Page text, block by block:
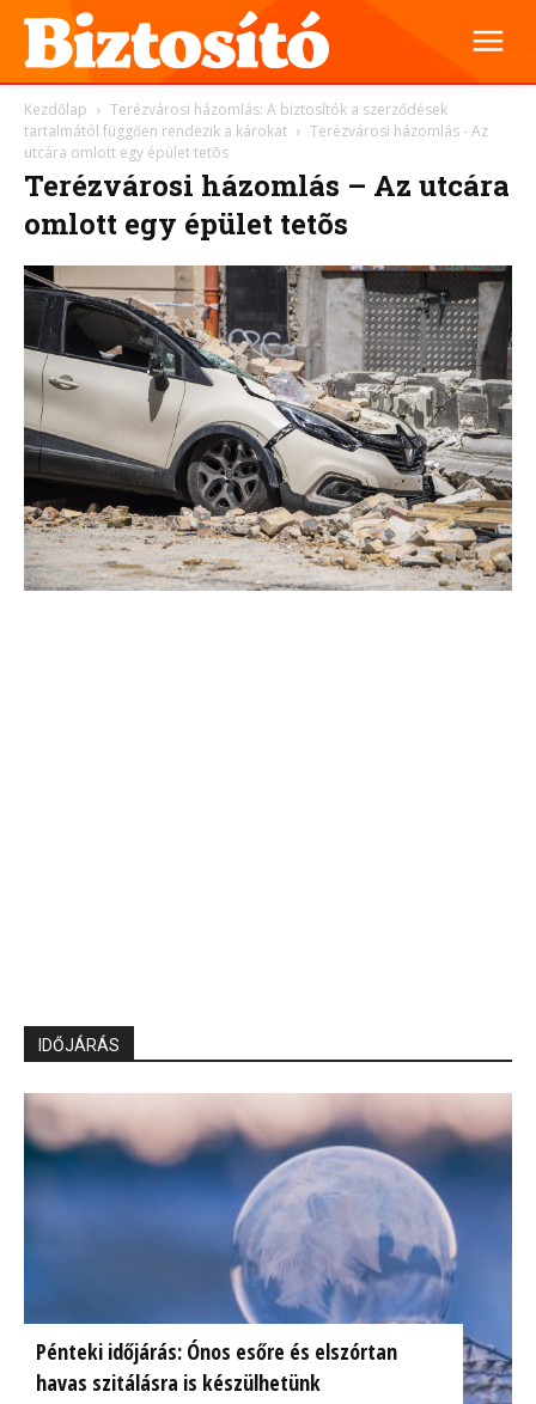
Kezdőlap
Terézvárosi házomlás: A biztosítók a szerződések
tartalmától függően rendezik a károkat
Terézvárosi házomlás - Az
utcára omlott egy épület tetõs
Terézvárosi házomlás – Az utcára
omlott egy épület tetõs
IDŐJÁRÁS
Pénteki időjárás: Ónos esőre és elszórtan
havas szitálásra is készülhetünk